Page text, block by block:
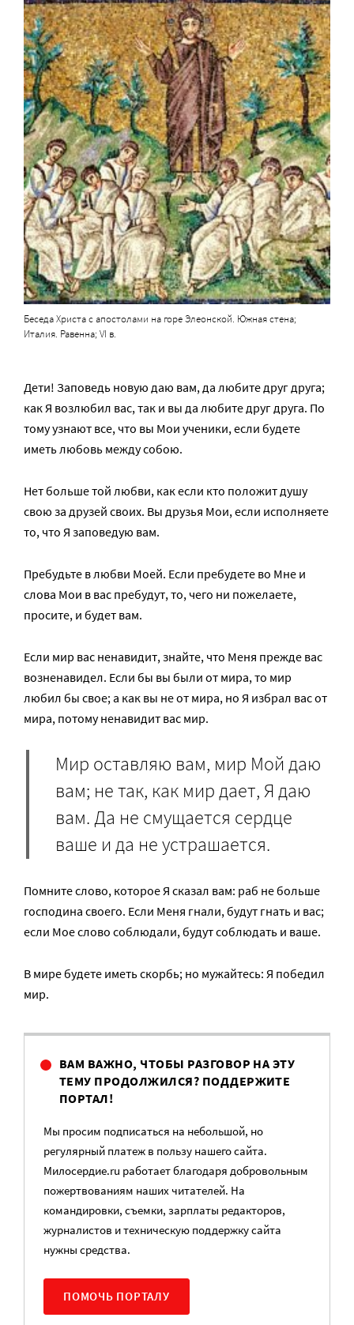
Беседа Христа с апостолами на горе Элеонской. Южная стена;
Италия. Равенна; VI в.
Дети! Заповедь новую даю вам, да любите друг друга;
как Я возлюбил вас, так и вы да любите друг друга. По
тому узнают все, что вы Мои ученики, если будете
иметь любовь между собою.
Нет больше той любви, как если кто положит душу
свою за друзей своих. Вы друзья Мои, если исполняете
то, что Я заповедую вам.
Пребудьте в любви Моей. Если пребудете во Мне и
слова Мои в вас пребудут, то, чего ни пожелаете,
просите, и будет вам.
Если мир вас ненавидит, знайте, что Меня прежде вас
возненавидел. Если бы вы были от мира, то мир
любил бы свое; а как вы не от мира, но Я избрал вас от
мира, потому ненавидит вас мир.
Мир оставляю вам, мир Мой даю
вам; не так, как мир дает, Я даю
вам. Да не смущается сердце
ваше и да не устрашается.
Помните слово, которое Я сказал вам: раб не больше
господина своего. Если Меня гнали, будут гнать и вас;
если Мое слово соблюдали, будут соблюдать и ваше.
В мире будете иметь скорбь; но мужайтесь: Я победил
мир.
ВАМ ВАЖНО, ЧТОБЫ РАЗГОВОР НА ЭТУ
ТЕМУ ПРОДОЛЖИЛСЯ? ПОДДЕРЖИТЕ
ПОРТАЛ!
Мы просим подписаться на небольшой, но
регулярный платеж в пользу нашего сайта.
Милосердие.ru работает благодаря добровольным
пожертвованиям наших читателей. На
командировки, съемки, зарплаты редакторов,
журналистов и техническую поддержку сайта
нужны средства.
ПОМОЧЬ ПОРТАЛУ